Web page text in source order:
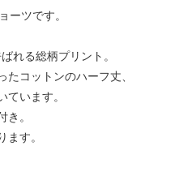
ーツです。
れる総柄プリント。
コットンのハーフ丈、
ています。
。
す。